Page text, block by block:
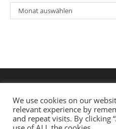
Archiv
Monat auswählen
We use cookies on our
relevant experience by
and repeat visits. By clicking